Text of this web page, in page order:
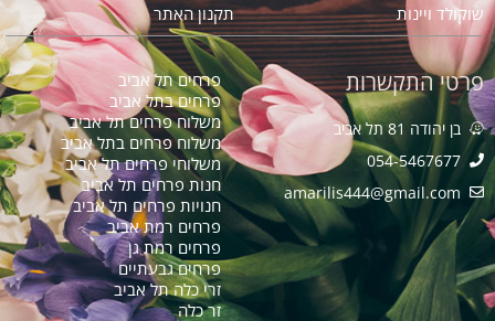
שוקולד ויינות
תקנון האתר
פרטי התקשרות
בן יהודה 81 תל אביב
054-5467677
amarilis444@gmail.com​
פרחים תל אביב
פרחים בתל אביב
משלוח פרחים תל אביב
משלוח פרחים בתל אביב
משלוחי פרחים תל אביב
חנות פרחים תל אביב
חנויות פרחים תל אביב
פרחים רמת אביב
פרחים רמת גן
פרחים גבעתיים
זרי כלה תל אביב
זר כלה